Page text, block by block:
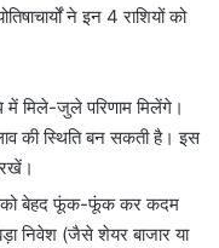
ने इन 4 राशियों को
मिले-जुले परिणाम मिलेंगे।
की स्थिति बन सकती है। इस
बेहद फूंक-फूंक कर कदम
निवेश (जैसे शेयर बाजार या